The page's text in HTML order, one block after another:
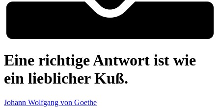
Eine richtige Antwort ist wie
ein lieblicher Kuß.
Johann Wolfgang von Goethe